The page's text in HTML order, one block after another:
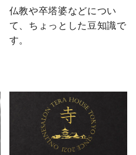
年｜卒塔婆専門メーカー
東京・日の出町を拠点
に、全国6,000以上のお寺
とお取引する、 お寺のこ
しながら、 住職・寺院向
けの有益な情報や やじ社
長の日常まで発信中！▶
@sotoubaya140 ご相談は
DM・公式LINEからお気
仏教や卒塔婆などについ
て、ちょっとした豆知識で
す。